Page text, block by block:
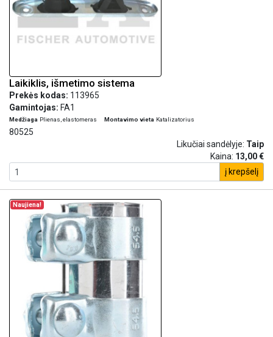
Laikiklis, išmetimo sistema
Prekės kodas: 113965
Gamintojas: FA1
Medžiaga Plienas, elastomeras Montavimo vieta Katalizatorius
80525
Likučiai sandėlyje: Taip
Kaina: 13,00 €
į krepšelį
Naujiena!